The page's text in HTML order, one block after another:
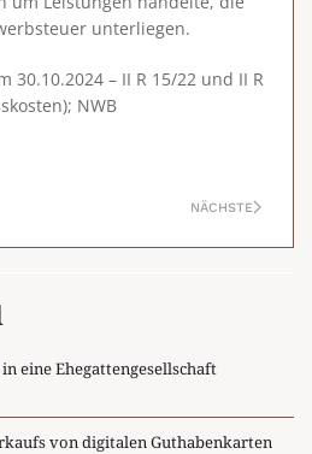
unterliegen.
30.10.2024 – II R 15/22 und II R
NWB
NÄCHSTE
eine Ehegattengesellschaft
von digitalen Guthabenkarten